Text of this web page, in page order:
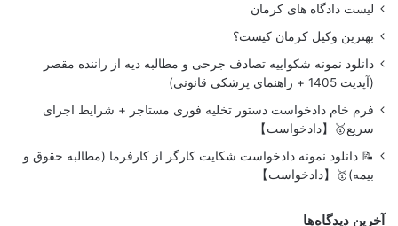
لیست دادگاه های کرمان
بهترین وکیل کرمان کیست؟
دانلود نمونه شکواییه تصادف جرحی و مطالبه دیه از راننده مقصر
(آپدیت 1405 + راهنمای پزشکی قانونی)
فرم خام دادخواست دستور تخلیه فوری مستاجر + شرایط اجرای
سریع🥇【دادخواست】
📝 دانلود نمونه دادخواست شکایت کارگر از کارفرما (مطالبه حقوق و
بیمه)🥇【دادخواست】
آخرین دیدگاه‌ها